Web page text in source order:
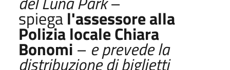
spiegal'assessore alla
Polizia locale Chiara
Bonomi–e prevede la
distribuzione di biglietti